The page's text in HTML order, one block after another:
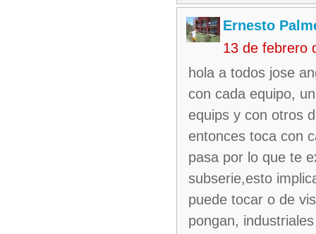
Ernesto
13 de febrero
hola a todos jose
con cada equipo,
equips y con otros
entonces toca con
pasa por lo que te
subserie,esto
puede tocar o de
pongan,